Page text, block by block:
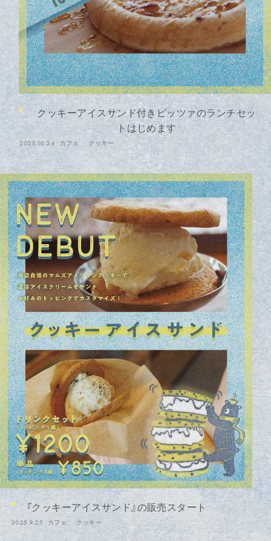
クッキーアイスサンド付きピッツァのランチセッ
トはじめます
2025.10.24 カフェ クッキー
『クッキーアイスサンド』の販売スタート
2025.9.25 カフェ クッキー